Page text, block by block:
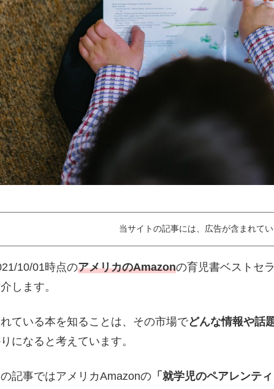
当サイトの記事には、広告が含まれてい
10/01時点のアメリカのAmazonの育児書ベストセ
します。
ている本を知ることは、その市場でどんな情報や話
になると考えています。
記事ではアメリカAmazonの 「就学児のペアレンテ